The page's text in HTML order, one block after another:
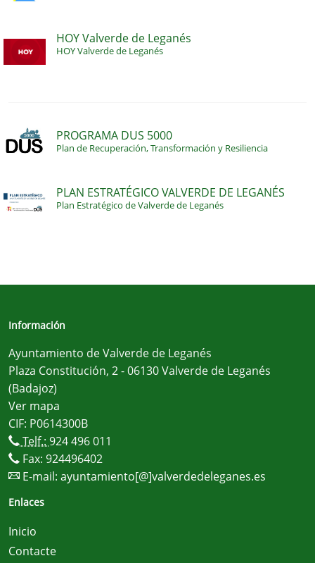
HOY Valverde de Leganés
HOY Valverde de Leganés
PROGRAMA DUS 5000
Plan de Recuperación, Transformación y Resiliencia
PLAN ESTRATÉGICO VALVERDE DE LEGANÉS
Plan Estratégico de Valverde de Leganés
Información
Ayuntamiento de Valverde de Leganés
Plaza Constitución, 2 - 06130 Valverde de Leganés
(Badajoz)
Ver mapa
CIF: P0614300B
Telf.: 924 496 011
Fax: 924496402
E-mail: ayuntamiento[@]valverdedeleganes.es
Enlaces
Inicio
Contacte